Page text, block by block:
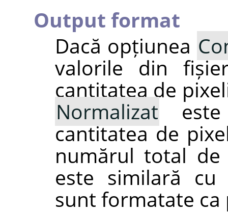
Output format
Dacă opțiunea
valorile din
cantitatea de
Normalizat
cantitatea de
numărul total
este similară
sunt formatate ca